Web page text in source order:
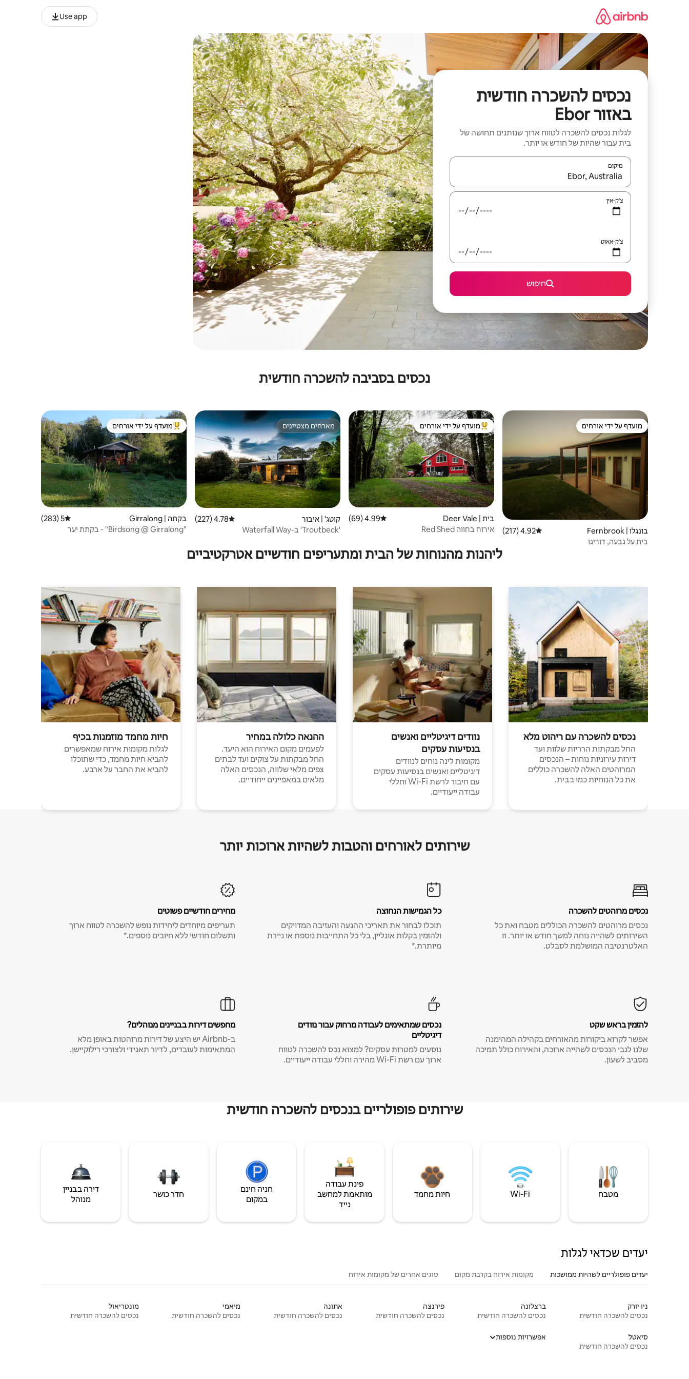
Use app
נכסים להשכרה חודשית
באזור Ebor
לגלות נכסים להשכרה לטווח ארוך שנותנים תחושה של
בית עבור שהיות של חודש או יותר.
מיקום
כאשר התוצאות יהיו זמינות, יש לנווט עם מקשי החיצים למעלה ולמטה או לעיין בעזרת תנועות מגע או החלקה.
צ'ק-אין
צ'ק-אאוט
חיפוש
נכסים בסביבה להשכרה חודשית
מועדף על ידי אורחים
מועדף על ידי אורחים
בונגלו | Fernbrook דירוג ממוצע של 4.92 מתוך 5, 217 ביקורות
4.92 (217)
בית על גבעה, דוריגו
מוביל בקרב נכסים מועדפים על ידי אורחים
מועדף על ידי אורחים
בית | Deer Vale דירוג ממוצע של 4.99 מתוך 5, 69 ביקורות
4.99 (69)
אירוח בחווה Red Shed
מארחים מצטיינים
מארחים מצטיינים
קוטג' | איבור דירוג ממוצע של 4.78 מתוך 5, 227 ביקורות
4.78 (227)
'Troutbeck' ב-Waterfall Way
מוביל בקרב נכסים מועדפים על ידי אורחים
מועדף על ידי אורחים
בקתה | Girralong דירוג ממוצע של 5 מתוך 5, 283 ביקורות
5 (283)
"Birdsong @ Girralong" - בקתת יער
ליהנות מהנוחות של הבית ומתעריפים חודשיים אטרקטיביים
נכסים להשכרה עם ריהוט מלא
החל מבקתות הרריות שלוות ועד
דירות עירוניות נוחות – הנכסים
המרוהטים האלה להשכרה כוללים
את כל הנוחיות כמו בבית.
נוודים דיגיטליים ואנשים
בנסיעות עסקים
מקומות לינה נוחים לנוודים
דיגיטליים ואנשים בנסיעות עסקים
עם חיבור לרשת Wi-Fi וחללי
עבודה ייעודיים.
ההנאה כלולה במחיר
לפעמים מקום האירוח הוא היעד.
החל מבקתות על צוקים ועד לבתים
צפים מלאי שלווה, הנכסים האלה
מלאים במאפיינים ייחודיים.
חיות מחמד מוזמנות בכיף
לגלות מקומות אירוח שמאפשרים
להביא חיות מחמד, כדי שתוכלו
להביא את החבר על ארבע.
שירותים לאורחים והטבות לשהיות ארוכות יותר
נכסים מרוהטים להשכרה
נכסים מרוהטים להשכרה הכוללים מטבח ואת כל
השירותים לשהייה נוחה למשך חודש או יותר. זו
האלטרנטיבה המושלמת לסבלט.
כל הגמישות הנחוצה
תוכלו לבחור את תאריכי ההגעה והעזיבה המדויקים
ולהזמין בקלות אונליין, בלי כל התחייבות נוספת או ניירת
מיותרת.*
מחירים חודשיים פשוטים
תעריפים מיוחדים ליחידות נופש להשכרה לטווח ארוך
ותשלום חודשי ללא חיובים נוספים.*
להזמין בראש שקט
אפשר לקרוא ביקורות מהאורחים בקהילה המהימנה
שלנו לגבי הנכסים לשהייה ארוכה, והאירוח כולל תמיכה
מסביב לשעון.
נכסים שמתאימים לעבודה מרחוק עבור נוודים
דיגיטליים
נוסעים למטרות עסקים? למצוא נכס להשכרה לטווח
ארוך עם רשת Wi-Fi מהירה וחללי עבודה ייעודיים.
מחפשים דירות בבניינים מנוהלים?
ב-Airbnb יש היצע של דירות מרוהטות באופן מלא
המתאימות לעובדים, לדיור תאגידי ולצורכי רילוקיישן.
שירותים פופולריים בנכסים להשכרה חודשית
מטבח Wi‑Fi חיות מחמד
פינת עבודה
מותאמת למחשב
נייד
חניה חינם
במקום
חדר כושר
דירה בבניין
מנוהל
יעדים שכדאי לגלות
יעדים פופולריים לשהיות ממושכות מקומות אירוח בקרבת מקום סוגים אחרים של מקומות אירוח
ניו יורק
נכסים להשכרה חודשית
ברצלונה
נכסים להשכרה חודשית
פירנצה
נכסים להשכרה חודשית
אתונה
נכסים להשכרה חודשית
מיאמי
נכסים להשכרה חודשית
מונטריאול
נכסים להשכרה חודשית
סיאטל
נכסים להשכרה חודשית
אפשרויות נוספות